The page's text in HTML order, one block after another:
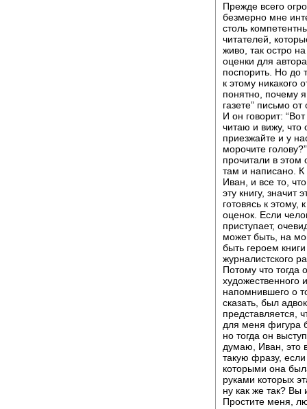
Прежде всего
безмерно мне
столь
читателей,
живо, так остро
оценки для
поспорить. Но до
к этому
понятно, почему
газете” письмо
И он говорит:
читаю и вижу, что
приезжайте и у
морочите
прочитали в этом
там и написано. К
Иван, и все то,
эту книгу, значит
готовясь к этому,
оценок. Если
приступает,
может быть, на
быть героем
журналистского
Потому что тогда
художественного
напомнившего о
сказать, был
представляется,
для меня фигура
но тогда он
думаю, Иван, это
такую фразу,
которыми она
руками которых
ну как же так? Вы
Простите меня,